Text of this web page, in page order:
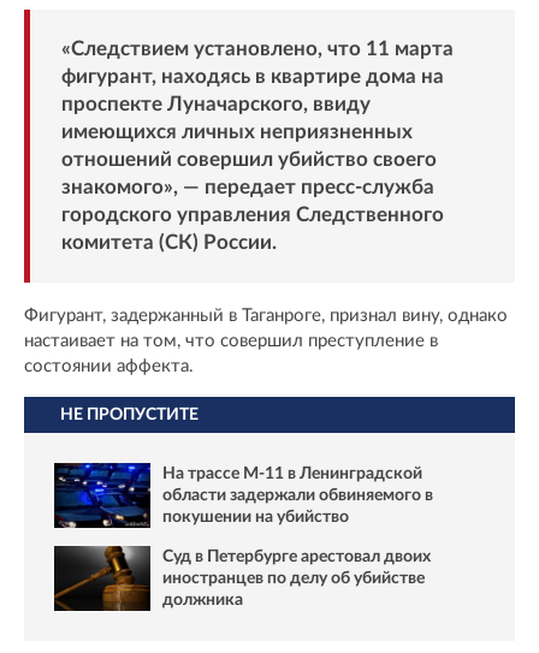
«Следствием установлено, что 11 марта
фигурант, находясь в квартире дома на
проспекте Луначарского, ввиду
имеющихся личных неприязненных
отношений совершил убийство своего
знакомого», — передает пресс-служба
городского управления Следственного
комитета (СК) России.
Фигурант, задержанный в Таганроге, признал вину, однако
настаивает на том, что совершил преступление в
состоянии аффекта.
НЕ ПРОПУСТИТЕ
На трассе М-11 в Ленинградской
области задержали обвиняемого в
покушении на убийство
Суд в Петербурге арестовал двоих
иностранцев по делу об убийстве
должника